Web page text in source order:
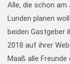
Alle, die schon am
Lunden planen
beiden Gastgeber
2018 auf ihrer
Maaß alle